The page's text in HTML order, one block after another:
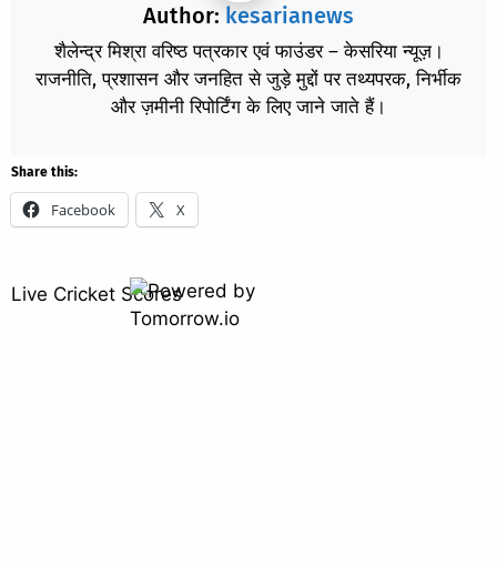
Author: kesarianews
शैलेन्द्र मिश्रा वरिष्ठ पत्रकार एवं फाउंडर – केसरिया न्यूज़।
राजनीति, प्रशासन और जनहित से जुड़े मुद्दों पर तथ्यपरक, निर्भीक
और ज़मीनी रिपोर्टिंग के लिए जाने जाते हैं।
Share this:
Facebook X
Live Cricket Scores